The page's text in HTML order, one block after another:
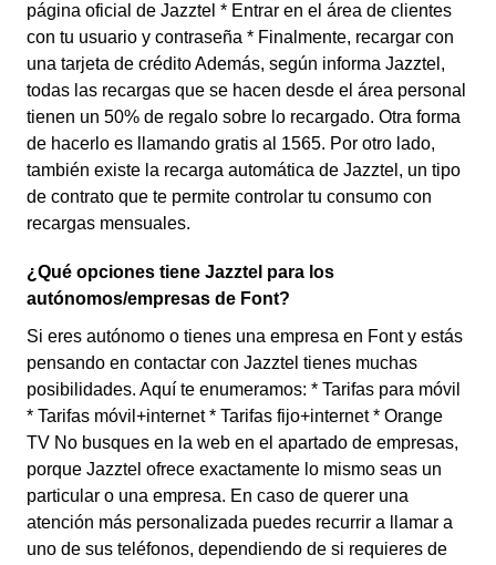
página oficial de Jazztel * Entrar en el área de clientes
con tu usuario y contraseña * Finalmente, recargar con
una tarjeta de crédito Además, según informa Jazztel,
todas las recargas que se hacen desde el área personal
tienen un 50% de regalo sobre lo recargado. Otra forma
de hacerlo es llamando gratis al 1565. Por otro lado,
también existe la recarga automática de Jazztel, un tipo
de contrato que te permite controlar tu consumo con
recargas mensuales.
¿Qué opciones tiene Jazztel para los
autónomos/empresas de Font?
Si eres autónomo o tienes una empresa en Font y estás
pensando en contactar con Jazztel tienes muchas
posibilidades. Aquí te enumeramos: * Tarifas para móvil
* Tarifas móvil+internet * Tarifas fijo+internet * Orange
TV No busques en la web en el apartado de empresas,
porque Jazztel ofrece exactamente lo mismo seas un
particular o una empresa. En caso de querer una
atención más personalizada puedes recurrir a llamar a
uno de sus teléfonos, dependiendo de si requieres de